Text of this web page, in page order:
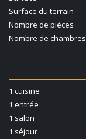
Surface du terrain
Nombre de pièces
Nombre de chambres
1 cuisine
1 entrée
1 salon
1 séjour